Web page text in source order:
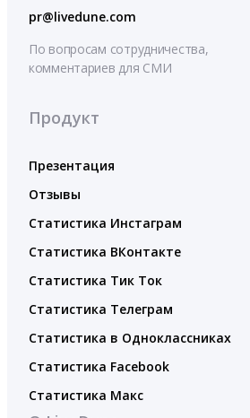
pr@livedune.com
По вопросам сотрудничества,
комментариев для СМИ
Продукт
Презентация
Отзывы
Статистика Инстаграм
Статистика ВКонтакте
Статистика Тик Ток
Статистика Телеграм
Статистика в Одноклассниках
Статистика Facebook
Статистика Макс